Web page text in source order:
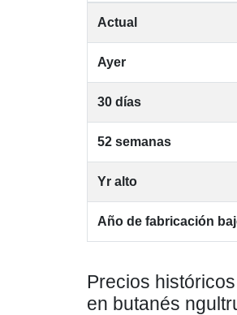
Actual
Ayer
30 días
52 semanas
Yr alto
Año de fabricación
Precios
en butanés